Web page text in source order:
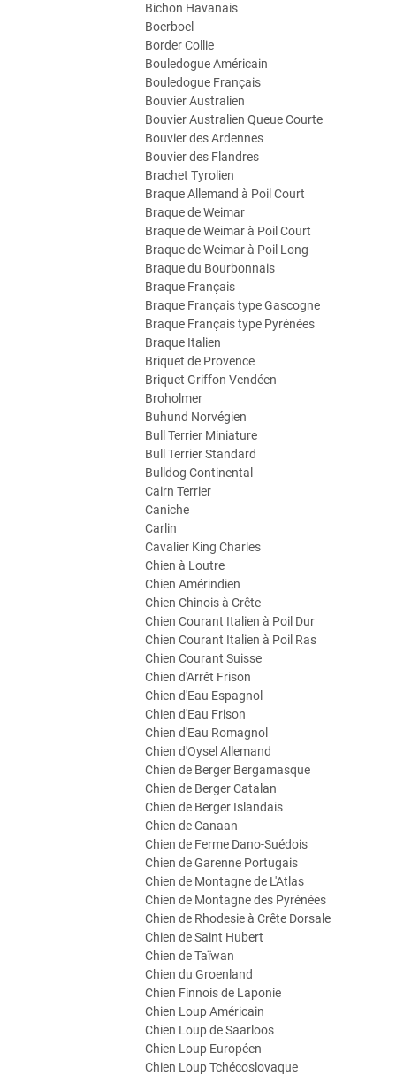
Bichon Havanais
Boerboel
Border Collie
Bouledogue Américain
Bouledogue Français
Bouvier Australien
Bouvier Australien Queue Courte
Bouvier des Ardennes
Bouvier des Flandres
Brachet Tyrolien
Braque Allemand à Poil Court
Braque de Weimar
Braque de Weimar à Poil Court
Braque de Weimar à Poil Long
Braque du Bourbonnais
Braque Français
Braque Français type Gascogne
Braque Français type Pyrénées
Braque Italien
Briquet de Provence
Briquet Griffon Vendéen
Broholmer
Buhund Norvégien
Bull Terrier Miniature
Bull Terrier Standard
Bulldog Continental
Cairn Terrier
Caniche
Carlin
Cavalier King Charles
Chien à Loutre
Chien Amérindien
Chien Chinois à Crête
Chien Courant Italien à Poil Dur
Chien Courant Italien à Poil Ras
Chien Courant Suisse
Chien d'Arrêt Frison
Chien d'Eau Espagnol
Chien d'Eau Frison
Chien d'Eau Romagnol
Chien d'Oysel Allemand
Chien de Berger Bergamasque
Chien de Berger Catalan
Chien de Berger Islandais
Chien de Canaan
Chien de Ferme Dano-Suédois
Chien de Garenne Portugais
Chien de Montagne de L'Atlas
Chien de Montagne des Pyrénées
Chien de Rhodesie à Crête Dorsale
Chien de Saint Hubert
Chien de Taïwan
Chien du Groenland
Chien Finnois de Laponie
Chien Loup Américain
Chien Loup de Saarloos
Chien Loup Européen
Chien Loup Tchécoslovaque